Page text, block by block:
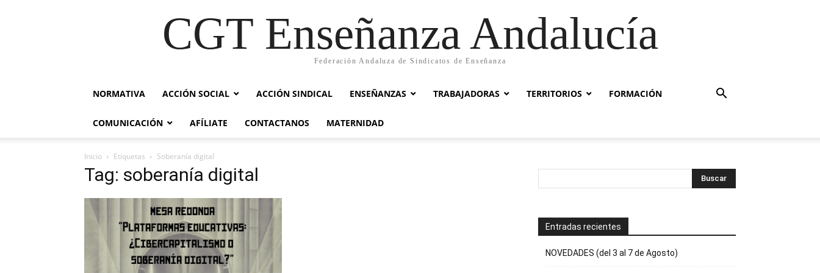
CGT Enseñanza Andalucía
Federación Andaluza de Sindicatos de Enseñanza
NORMATIVA ACCIÓN SOCIAL ACCIÓN SINDICAL ENSEÑANZAS TRABAJADORAS TERRITORIOS FORMACIÓN
COMUNICACIÓN AFÍLIATE CONTACTANOS MATERNIDAD
Inicio Etiquetas Soberanía digital
Tag: soberanía digital
Entradas recientes
NOVEDADES (del 3 al 7 de Agosto)